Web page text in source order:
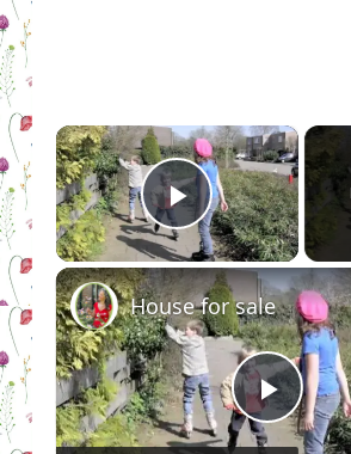
×
Play Video
Play
House for sale